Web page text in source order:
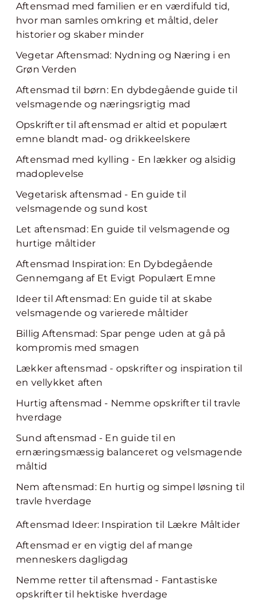
Aftensmad med familien er en værdifuld tid,
hvor man samles omkring et måltid, deler
historier og skaber minder
Vegetar Aftensmad: Nydning og Næring i en
Grøn Verden
Aftensmad til børn: En dybdegående guide til
velsmagende og næringsrigtig mad
Opskrifter til aftensmad er altid et populært
emne blandt mad- og drikkeelskere
Aftensmad med kylling - En lækker og alsidig
madoplevelse
Vegetarisk aftensmad - En guide til
velsmagende og sund kost
Let aftensmad: En guide til velsmagende og
hurtige måltider
Aftensmad Inspiration: En Dybdegående
Gennemgang af Et Evigt Populært Emne
Ideer til Aftensmad: En guide til at skabe
velsmagende og varierede måltider
Billig Aftensmad: Spar penge uden at gå på
kompromis med smagen
Lækker aftensmad - opskrifter og inspiration til
en vellykket aften
Hurtig aftensmad - Nemme opskrifter til travle
hverdage
Sund aftensmad - En guide til en
ernæringsmæssig balanceret og velsmagende
måltid
Nem aftensmad: En hurtig og simpel løsning til
travle hverdage
Aftensmad Ideer: Inspiration til Lækre Måltider
Aftensmad er en vigtig del af mange
menneskers dagligdag
Nemme retter til aftensmad - Fantastiske
opskrifter til hektiske hverdage